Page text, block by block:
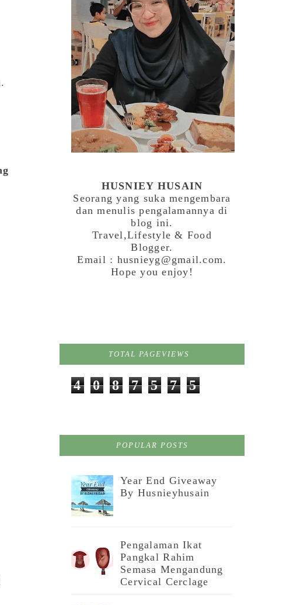
HUSNIEY HUSAIN
Seorang yang suka mengembara
dan menulis pengalamannya di
blog ini.
Travel,Lifestyle & Food
Blogger.
Email : husnieyg@gmail.com.
Hope you enjoy!
TOTAL PAGEVIEWS
4 0 8 7 5 7 5
POPULAR POSTS
Year End Giveaway
By Husnieyhusain
Pengalaman Ikat
Pangkal Rahim
Semasa Mengandung
Cervical Cerclage